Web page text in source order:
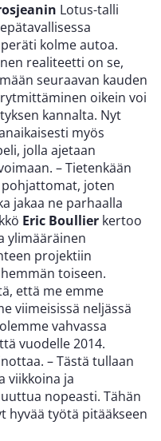
Lotus-talli
kolme autoa.
realiteetti on se,
seuraavan kauden
oikein voi
kannalta. Nyt
myös
jolla ajetaan
– Tietenkään
joten
jakaa ne parhaalla
Eric Boullier kertoo
ylimääräinen
projektiin
toiseen.
että me emme
viimeisissä neljässä
vahvassa
vuodelle 2014.
– Tästä tullaan
viikkoina ja
nopeasti. Tähän
työtä pitääkseen